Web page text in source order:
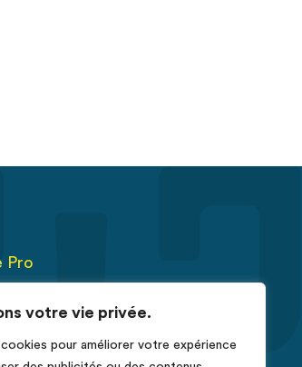
votre vie privée.
pour améliorer votre expérience
Pro
un cas de cancer